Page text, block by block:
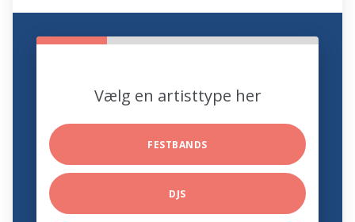
Vælg en artisttype her
FESTBANDS
DJS